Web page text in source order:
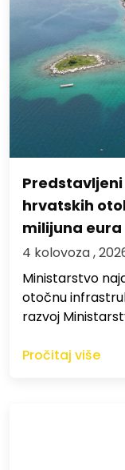
hrvatskih
milijuna eura
4 kolovoza ,
Ministarstvo
otočnu
razvoj
Pročitaj više